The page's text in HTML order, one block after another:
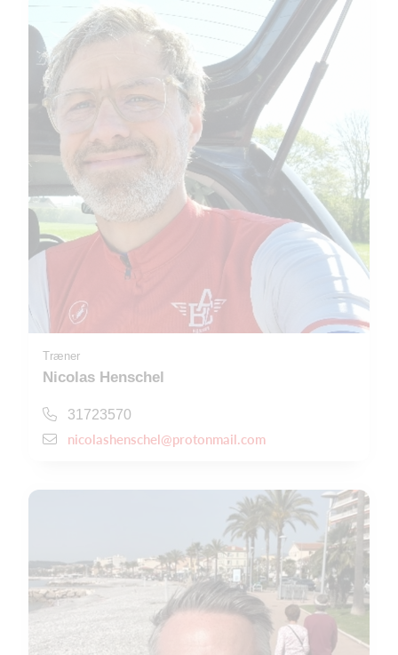
Træner
Nicolas Henschel
31723570
nicolashenschel@protonmail.com